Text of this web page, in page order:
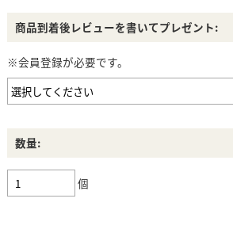
商品到着後レビューを書いてプレゼント:
※会員登録が必要です。
数量:
個